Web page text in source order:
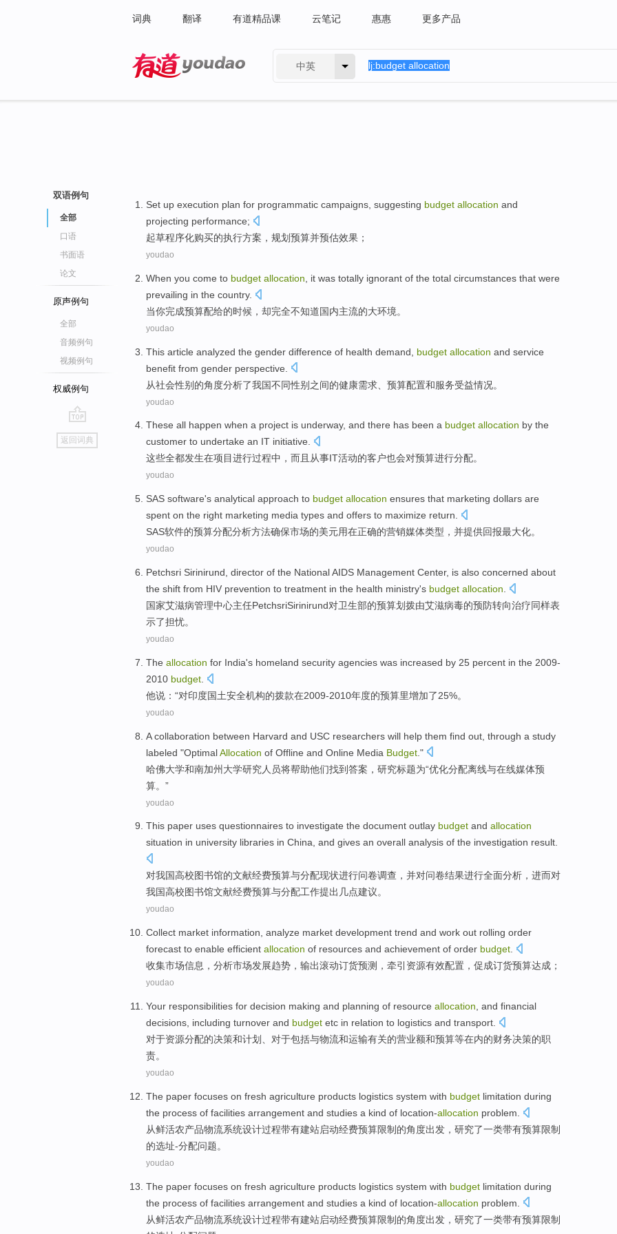
词典 翻译 有道精品课 云笔记 惠惠 更多产品
中英
双语例句
全部
口语
书面语
论文
原声例句
全部
音频例句
视频例句
权威例句
go
top
返回词典
Set up execution plan for programmatic campaigns, suggesting budget allocation and
projecting performance;
起草程序化购买的执行方案 ，规划预算并预估效果；
youdao
When you come to budget allocation it was totally ignorant of the total circumstances that were
prevailing in the country.
当你完成预算配给的时候， 却完全不知道国内主流的大环境。
youdao
This article analyzed the gender difference of health demand budget allocation and service
benefit from gender perspective.
从社会性别的角度分析了我国不同性别之间的健康需求 预算配置和服务受益情况。
youdao
These all happen when a project is underway, and there has been a budget allocation by the
customer to undertake an IT initiative.
这些全都发生在项目进行过程中 ， 而且 从事IT活动的客户也会对预算进行分配。
youdao
SAS software's analytical approach to budget allocation ensures that marketing dollars are
spent on the right marketing media types and offers to maximize return
SAS软件的预算分配分析方法确保市场的美元用在正确的营销媒体类型 ， 并提供回报最大化。
youdao
Petchsri Sirinirund director of the NationalAIDS Management Center, is also concerned about
the shift from HIV prevention to treatment in the health ministry's budget allocation
国家艾滋病管理中心主任PetchsriSirinirund对卫生部的预算划拨由艾滋病毒的预防转向治疗同样表
示了担忧。
youdao
The allocation for India's homeland security agencies was increased by 25 percent in the 2009-
2010 budget
他说：“对印度国土安全机构的拨款在2009-2010年度的预算里增加了25%。
youdao
A collaboration between Harvard and USC researchers will help them find out , through a study
labeled "OptimalAllocation of Offline and Online Media Budget ."
哈佛大学和南加州大学研究人员将帮助他们找到答案 ， 研究标题为“优化分配离线与在线媒体预
算。”
youdao
This paper uses questionnaires to investigate the document outlay budget and allocation
situation in university libraries in China, and gives an overall analysis of the investigation result.
对我国高校图书馆的文献经费预算与分配现状进行问卷调查， 并对问卷结果进行全面分析，进而对
我国高校图书馆文献经费预算与分配工作提出几点建议。
youdao
Collect market information analyze market development trend and work out rolling order
forecast to enable efficient allocation of resources and achievement of order budget
收集市场信息 ， 分析市场发展趋势 ， 输出滚动订货预测 ， 牵引 资源有效配置 ， 促成订货预算达成；
youdao
Your responsibilities for decision making and planning of resource allocation , and financial
decisions including turnover and budget etc in relation to logistics and transport
对于资源分配的决策和计划 、对于包括与物流和运输有关的营业额和预算等在内的财务决策的职
责。
youdao
The paper focuses on fresh agriculture products logistics system with budget limitation during
the process of facilities arrangement and studies a kind of location-allocation problem
从鲜活农产品物流系统设计过程带有建站启动经费预算限制 的角度出发， 研究了一类带有预算限制
的选址-分配问题。
youdao
The paper focuses on fresh agriculture products logistics system with budget limitation during
the process of facilities arrangement and studies a kind of location-allocation problem
从鲜活农产品物流系统设计过程带有建站启动经费预算限制的角度出发， 研究了一类带有预算限制